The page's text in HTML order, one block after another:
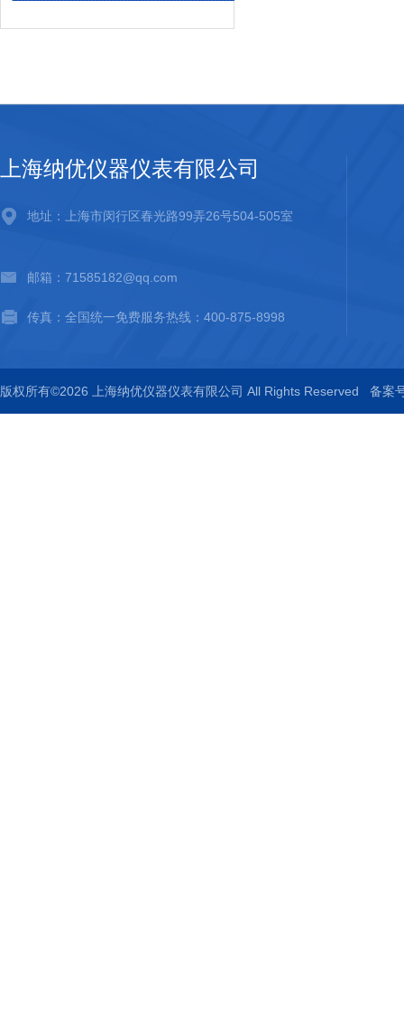
上海纳优仪器仪表有限公司
地址：上海市闵行区春光路99弄26号504-505室
邮箱：71585182@qq.com
传真：全国统一免费服务热线：400-875-8998
版权所有©2026 上海纳优仪器仪表有限公司 All Rights Reserved 备案